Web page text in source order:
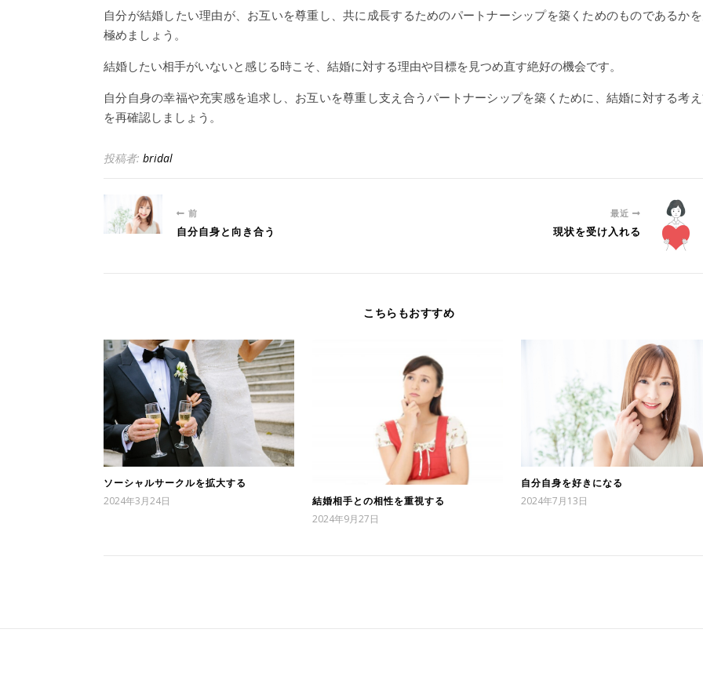
自分が結婚したい理由が、お互いを尊重し、共に成長するためのパートナーシップを築くためのものであるか
極めましょう。
結婚したい相手がいないと感じる時こそ、結婚に対する理由や目標を見つめ直す絶好の機会です。
自分自身の幸福や充実感を追求し、お互いを尊重し支え合うパートナーシップを築くために、結婚に対する考
を再確認しましょう。
投稿者: bridal
前
自分自身と向き合う
最近
現状を受け入れる
こちらもおすすめ
ソーシャルサークルを拡大する
2024年3月24日 結婚相手との相性を重視する
2024年9月27日
自分自身を好きになる
2024年7月13日